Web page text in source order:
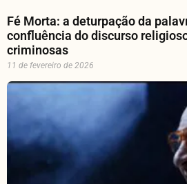
Fé Morta: a deturpação da
confluência do discurso
criminosas
11 de fevereiro de 2026